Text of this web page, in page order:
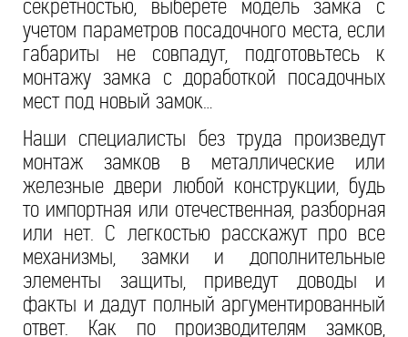
секретностью, выберете модель замка с
учетом параметров посадочного места, если
габариты не совпадут, подготовьтесь к
монтажу замка с доработкой посадочных
мест под новый замок…
Наши специалисты без труда произведут
монтаж замков в металлические или
железные двери любой конструкции, будь
то импортная или отечественная, разборная
или нет. С легкостью расскажут про все
механизмы, замки и дополнительные
элементы защиты, приведут доводы и
факты и дадут полный аргументированный
ответ. Как по производителям замков,